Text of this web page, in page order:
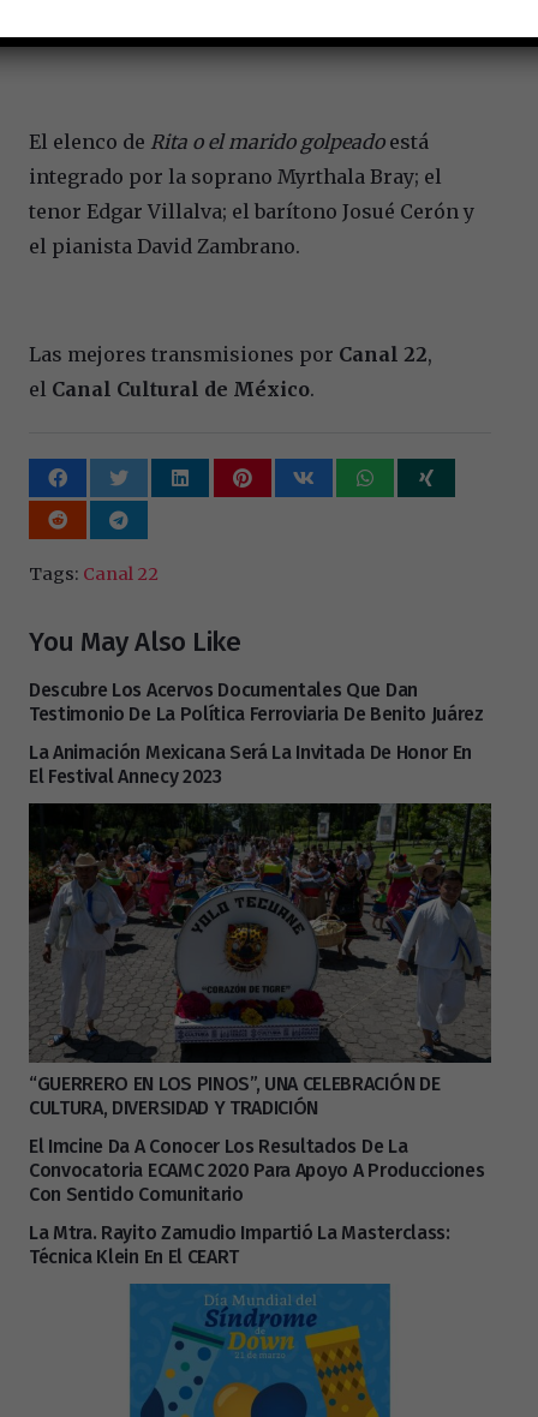
33deLa divina comedia, de DanteAlighieri.
El elenco de Rita o el marido golpeadoestá
integrado por la soprano Myrthala Bray; el
tenor Edgar Villalva; el barítono Josué Cerón y
el pianista David Zambrano.
Las mejores transmisiones por Canal 22,
el Canal Cultural de México.
Tags: Canal 22
You May Also Like
Descubre Los Acervos Documentales Que Dan
Testimonio De La Política Ferroviaria De Benito Juárez
La Animación Mexicana Será La Invitada De Honor En
El Festival Annecy 2023
“GUERRERO EN LOS PINOS”, UNA CELEBRACIÓN DE
CULTURA, DIVERSIDAD Y TRADICIÓN
El Imcine Da A Conocer Los Resultados De La
Convocatoria ECAMC 2020 Para Apoyo A Producciones
Con Sentido Comunitario
La Mtra. Rayito Zamudio Impartió La Masterclass:
Técnica Klein En El CEART